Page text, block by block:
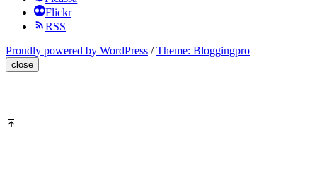
Flickr
RSS
Proudly powered by WordPress /Theme: Bloggingpro
close